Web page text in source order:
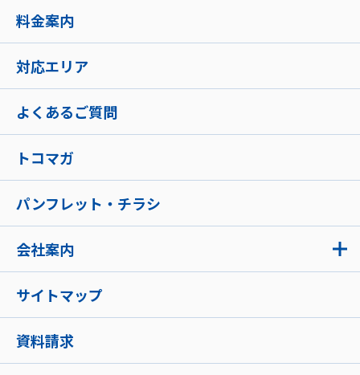
料金案内
対応エリア
よくあるご質問
トコマガ
パンフレット・チラシ
会社案内
サイトマップ
資料請求